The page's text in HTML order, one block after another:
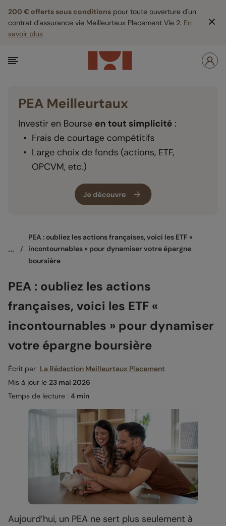
200 € offerts sous conditions pour toute ouverture d'un
contrat d'assurance vie Meilleurtaux Placement Vie 2. En
savoir plus
... /
PEA : oubliez les actions françaises, voici les ETF «
incontournables » pour dynamiser votre épargne
boursière
PEA : oubliez les actions
françaises, voici les ETF «
incontournables » pour dynamiser
votre épargne boursière
Écrit par La Rédaction Meilleurtaux Placement
Mis à jour le 23 mai 2026
Temps de lecture : 4 min
Aujourd’hui, un PEA ne sert plus seulement à